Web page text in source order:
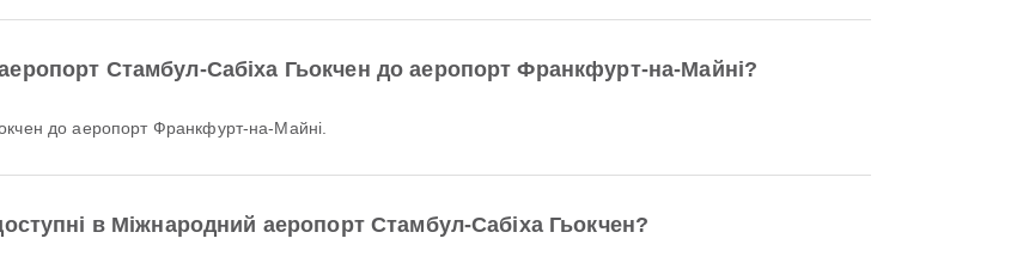
Стамбул-Сабіха Гьокчен до аеропорт Франкфурт-на-Майні?
до аеропорт Франкфурт-на-Майні.
в Міжнародний аеропорт Стамбул-Сабіха Гьокчен?